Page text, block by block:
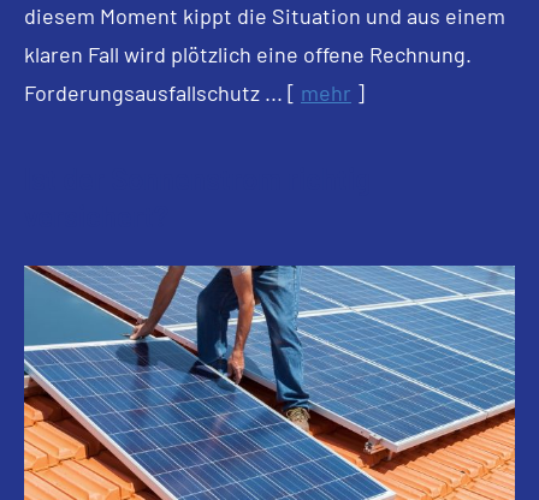
diesem Moment kippt die Situation und aus einem
klaren Fall wird plötzlich eine offene Rechnung.
Forderungsausfallschutz ... [ mehr ]